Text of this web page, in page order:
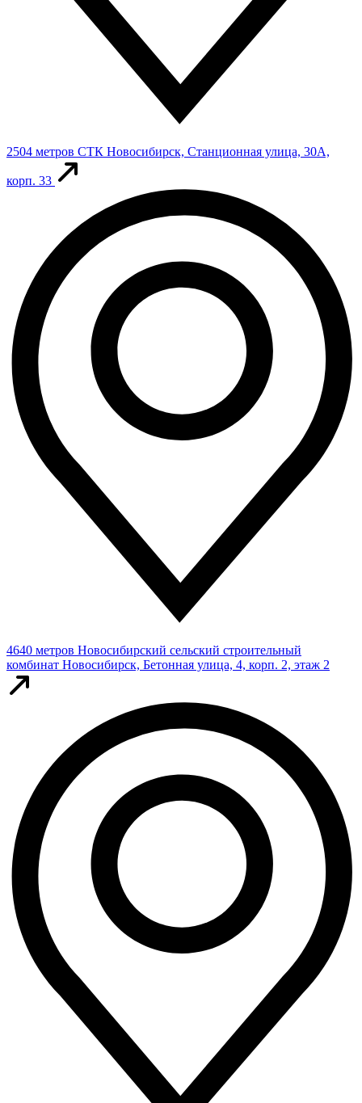
2504 метров СТК Новосибирск, Станционная улица, 30А,
корп. 33
4640 метров Новосибирский сельский строительный
комбинат Новосибирск, Бетонная улица, 4, корп. 2, этаж 2